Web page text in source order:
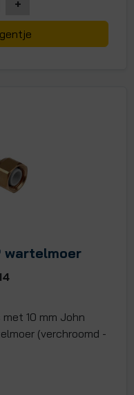
+
wartelmoer
10 mm John
(verchroomd -